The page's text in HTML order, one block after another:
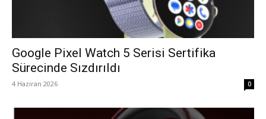
Google Pixel Watch 5 Serisi Sertifika
Sürecinde Sızdırıldı
4 Haziran 2026 0